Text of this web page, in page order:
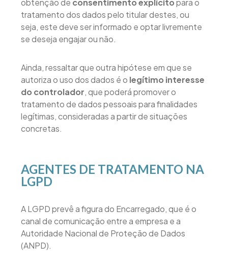
obtenção de consentimento explícitopara o
tratamento dos dados pelo titular destes, ou
seja, este deve ser informado e optar livremente
se deseja engajar ou não.
Ainda, ressaltar que outra hipótese em que se
autoriza o uso dos dados é o legítimo interesse
do controlador, que poderá promover o
tratamento de dados pessoais para finalidades
legítimas, consideradas a partir de situações
concretas.
AGENTES DE TRATAMENTO NA
LGPD
A LGPD prevê a figura do Encarregado, que é o
canal de comunicação entre a empresa e a
Autoridade Nacional de Proteção de Dados
(ANPD).